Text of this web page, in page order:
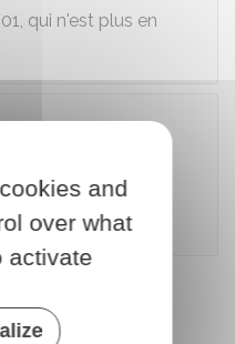
qui n'est plus en
l'agriculture
and
over what
activate